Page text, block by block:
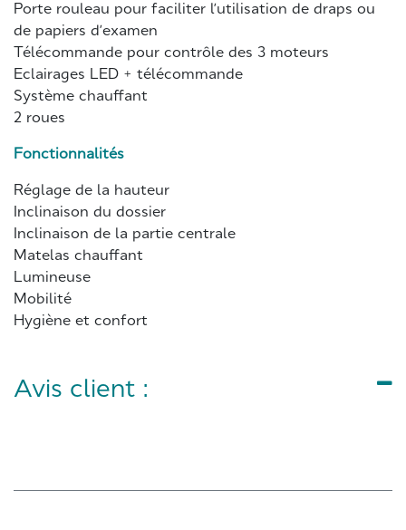
Porte rouleau pour faciliter l’utilisation de draps ou
de papiers d’examen
Télécommande pour contrôle des 3 moteurs
Eclairages LED + télécommande
Système chauffant
2 roues
Fonctionnalités
Réglage de la hauteur
Inclinaison du dossier
Inclinaison de la partie centrale
Matelas chauffant
Lumineuse
Mobilité
Hygiène et confort
Avis client :